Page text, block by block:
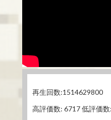
再生回数:1514629800
高評価数: 6717 低評価